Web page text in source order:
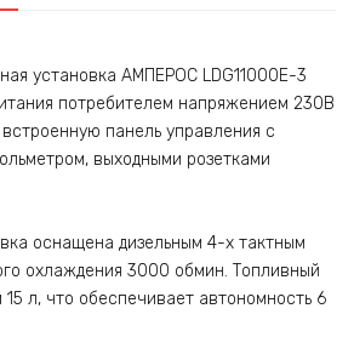
установка АМПЕРОС LDG11000E-3
потребителем напряжением 230В
панель управления с
выходными розетками
оснащена дизельным 4-х тактным
охлаждения 3000 обмин. Топливный
л, что обеспечивает автономность 6